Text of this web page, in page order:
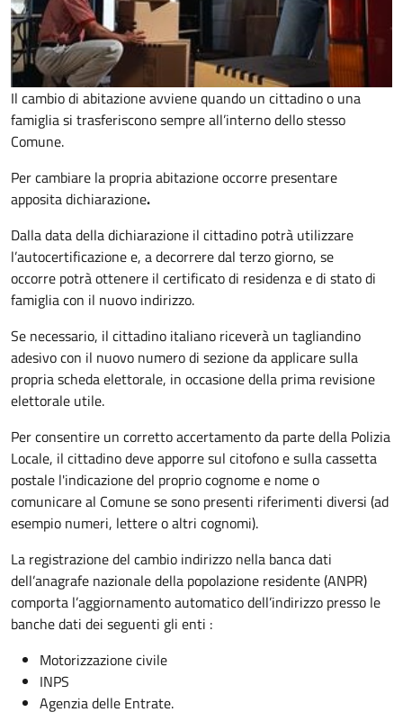
Il cambio di abitazione avviene quando un cittadino o una
famiglia si trasferiscono sempre all’interno dello stesso
Comune.
Per cambiare la propria abitazione occorre presentare
appositadichiarazione.
Dalla data della dichiarazione il cittadino potrà utilizzare
l’autocertificazione e, a decorrere dal terzo giorno, se
occorre potrà ottenere il certificato di residenza e di stato di
famiglia con il nuovo indirizzo.
Se necessario, il cittadino italiano riceverà un tagliandino
adesivo con il nuovo numero di sezione da applicare sulla
propria scheda elettorale, in occasione della prima revisione
elettorale utile.
Per consentire un corretto accertamento da parte della Polizia
Locale, il cittadino deve apporre sul citofono e sulla cassetta
postale l'indicazione del proprio cognome e nome o
comunicare al Comune se sono presenti riferimenti diversi (ad
esempio numeri, lettere o altri cognomi).
La registrazione del cambio indirizzo nella banca dati
dell’anagrafe nazionale della popolazione residente (ANPR)
comporta l’aggiornamento automatico dell’indirizzo presso le
banche dati dei seguenti gli enti :
Motorizzazione civile
INPS
Agenzia delle Entrate.